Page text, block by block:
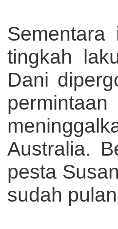
tingkah
Dani
Australia.
pesta
sudah